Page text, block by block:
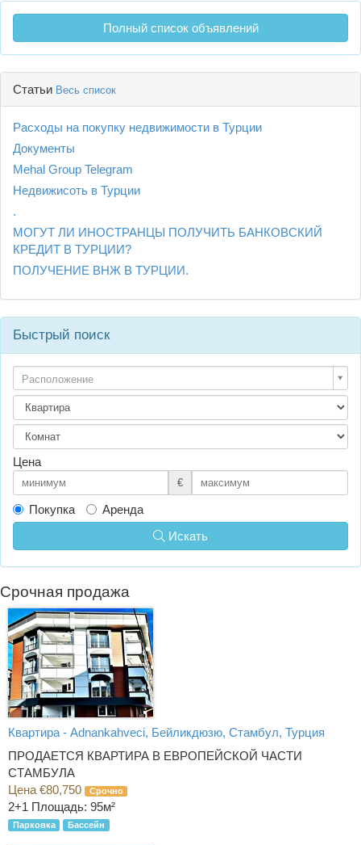
Полный список объявлений
Статьи Весь список
Расходы на покупку недвижимости в Турции
Документы
Mehal Group Telegram
Недвижисоть в Турции
.
МОГУТ ЛИ ИНОСТРАНЦЫ ПОЛУЧИТЬ БАНКОВСКИЙ
КРЕДИТ В ТУРЦИИ?
ПОЛУЧЕНИЕ ВНЖ В ТУРЦИИ.
Быстрый поиск
Расположение
Цена
€
Покупка
Аренда
Искать
Срочная продажа
Квартира - Adnankahveci, Бейликдюзю, Стамбул, Турция
ПРОДАЕТСЯ КВАРТИРА В ЕВРОПЕЙСКОЙ ЧАСТИ
СТАМБУЛА
Цена €80,750
Срочно
2+1 Площадь: 95м²
Парковка Бассейн